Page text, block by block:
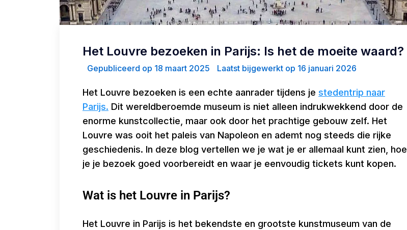
Het Louvre bezoeken in Parijs: Is het de moeite waard?
Gepubliceerd op 18 maart 2025 Laatst bijgewerkt op 16 januari 2026
Het Louvre bezoeken is een echte aanrader tijdens je stedentrip naar
Parijs. Dit wereldberoemde museum is niet alleen indrukwekkend door de
enorme kunstcollectie, maar ook door het prachtige gebouw zelf. Het
Louvre was ooit het paleis van Napoleon en ademt nog steeds die rijke
geschiedenis. In deze blog vertellen we je wat je er allemaal kunt zien, hoe
je je bezoek goed voorbereidt en waar je eenvoudig tickets kunt kopen.
Wat is het Louvre in Parijs?
Het Louvre in Parijs is het bekendste en grootste kunstmuseum van de